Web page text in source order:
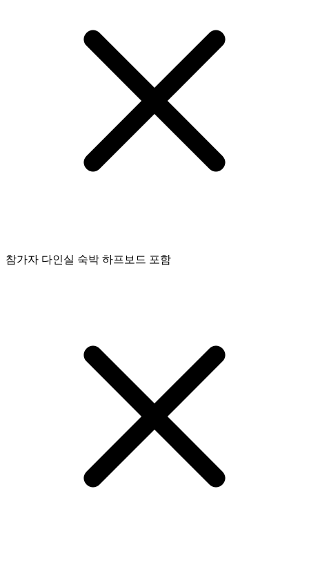
참가자 다인실 숙박 하프보드 포함